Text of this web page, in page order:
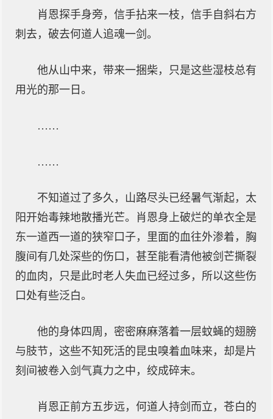
肖恩探手身旁，信手拈来一枝，信手自斜右方
刺去，破去何道人追魂一剑。
他从山中来，带来一捆柴，只是这些湿枝总有
用光的那一日。
……
……
不知道过了多久，山路尽头已经暑气渐起，太
阳开始毒辣地散播光芒。肖恩身上破烂的单衣全是
东一道西一道的狭窄口子，里面的血往外渗着，胸
腹间有几处深些的伤口，甚至能看清他被剑芒撕裂
的血肉，只是此时老人失血已经过多，所以这些伤
口处有些泛白。
他的身体四周，密密麻麻落着一层蚊蝇的翅膀
与肢节，这些不知死活的昆虫嗅着血味来，却是片
刻间被卷入剑气真力之中，绞成碎末。
肖恩正前方五步远，何道人持剑而立，苍白的